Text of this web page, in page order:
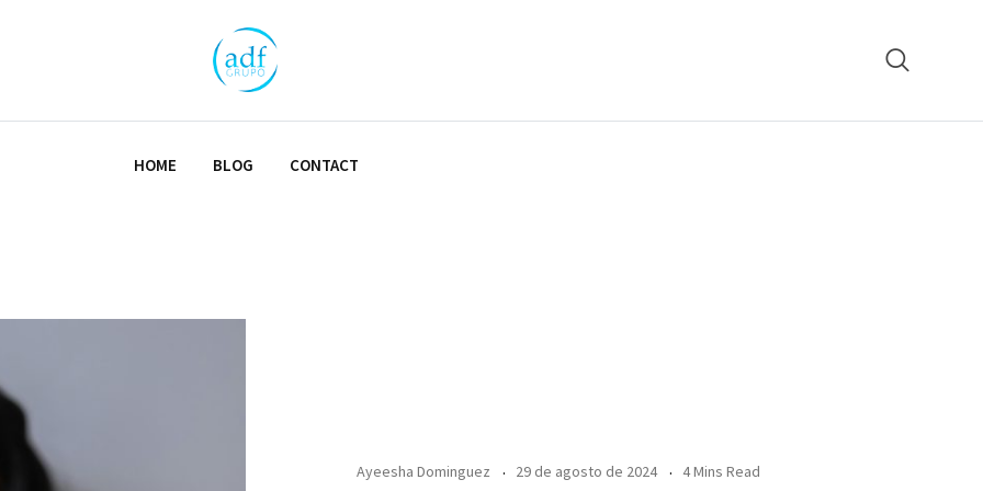
HOME BLOG CONTACT
Ayeesha Dominguez 29 de agosto de 2024 4 Mins Read